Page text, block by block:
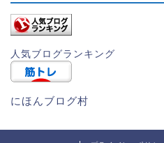
人気ブログランキング
にほんブログ村